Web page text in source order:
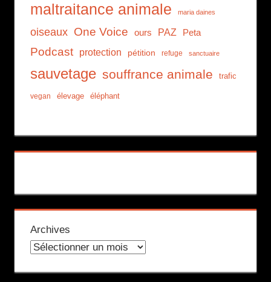
maltraitance animale maria daines
oiseaux One Voice ours PAZ Peta
Podcast protection pétition refuge sanctuaire
sauvetage souffrance animale trafic
vegan élevage éléphant
Archives